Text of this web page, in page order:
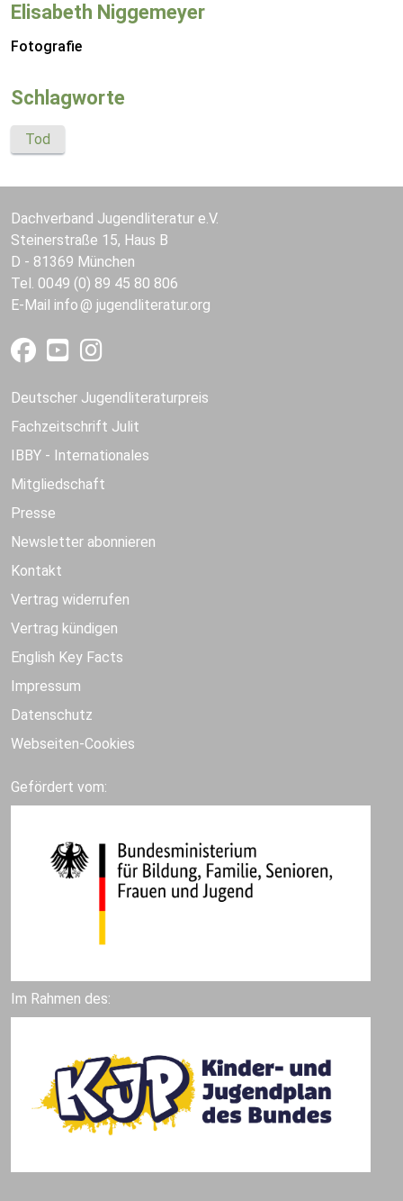
Elisabeth Niggemeyer
Fotografie
Schlagworte
Tod
Dachverband Jugendliteratur e.V.
Steinerstraße 15, Haus B
D - 81369 München
Tel. 0049 (0) 89 45 80 806
E-Mail info jugendliteratur.org
Deutscher Jugendliteraturpreis
Fachzeitschrift Julit
IBBY - Internationales
Mitgliedschaft
Presse
Newsletter abonnieren
Kontakt
Vertrag widerrufen
Vertrag kündigen
English Key Facts
Impressum
Datenschutz
Webseiten-Cookies
Gefördert vom:
Im Rahmen des: